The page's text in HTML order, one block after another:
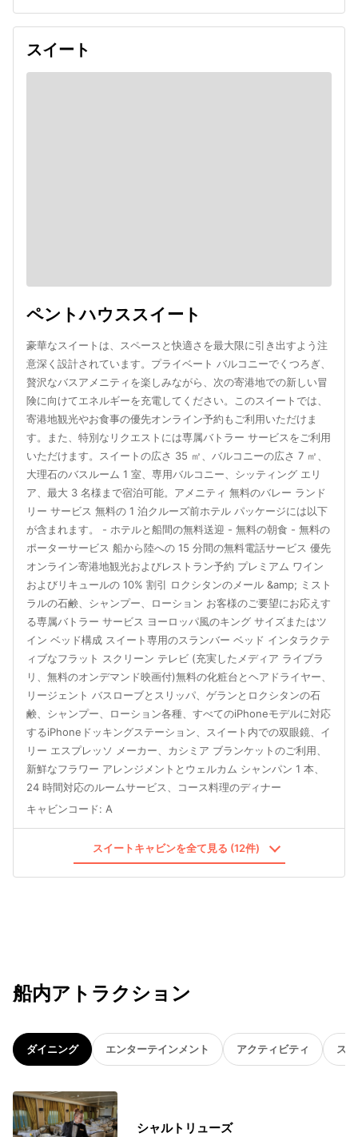
スイート
ペントハウススイート
豪華なスイートは、スペースと快適さを最大限に引き出すよう注
意深く設計されています。プライベート バルコニーでくつろぎ、
贅沢なバスアメニティを楽しみながら、次の寄港地での新しい冒
険に向けてエネルギーを充電してください。このスイートでは、
寄港地観光やお食事の優先オンライン予約もご利用いただけま
す。また、特別なリクエストには専属バトラー サービスをご利用
いただけます。スイートの広さ 35 ㎡、バルコニーの広さ 7 ㎡、
大理石のバスルーム 1 室、専用バルコニー、シッティング エリ
ア、最大 3 名様まで宿泊可能。アメニティ 無料のバレー ランド
リー サービス 無料の 1 泊クルーズ前ホテル パッケージには以下
が含まれます。 - ホテルと船間の無料送迎 - 無料の朝食 - 無料の
ポーターサービス 船から陸への 15 分間の無料電話サービス 優先
オンライン寄港地観光およびレストラン予約 プレミアム ワイン
およびリキュールの 10% 割引 ロクシタンのメール &amp; ミスト
ラルの石鹸、シャンプー、ローション お客様のご要望にお応えす
る専属バトラー サービス ヨーロッパ風のキング サイズまたはツ
イン ベッド構成 スイート専用のスランバー ベッド インタラクテ
ィブなフラット スクリーン テレビ (充実したメディア ライブラ
リ、無料のオンデマンド映画付)無料の化粧台とヘアドライヤー、
リージェント バスローブとスリッパ、ゲランとロクシタンの石
鹸、シャンプー、ローション各種、すべてのiPhoneモデルに対応
するiPhoneドッキングステーション、スイート内での双眼鏡、イ
リー エスプレッソ メーカー、カシミア ブランケットのご利用、
新鮮なフラワー アレンジメントとウェルカム シャンパン 1 本、
24 時間対応のルームサービス、コース料理のディナー
キャビンコード: A
スイートキャビンを全て見る (12件)
船内アトラクション
ダイニング エンターテインメント アクティビティ ス
シャルトリューズ